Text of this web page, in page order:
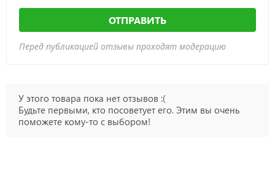
ОТПРАВИТЬ
Перед публикацией отзывы проходят модерацию
У этого товара пока нет отзывов :(
Будьте первыми, кто посоветует его. Этим вы очень
поможете кому-то с выбором!